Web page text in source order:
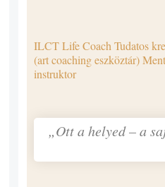
ILCT Life Coach Tudatos
(art coaching eszköztár)
instruktor
„Ott a helyed – a